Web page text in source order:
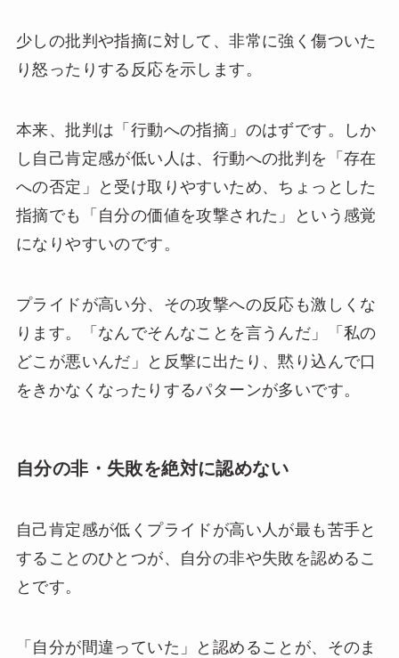
少しの批判や指摘に対して、非常に強く傷ついた
り怒ったりする反応を示します。
本来、批判は「行動への指摘」のはずです。しか
し自己肯定感が低い人は、行動への批判を「存在
への否定」と受け取りやすいため、ちょっとした
指摘でも「自分の価値を攻撃された」という感覚
になりやすいのです。
プライドが高い分、その攻撃への反応も激しくな
ります。「なんでそんなことを言うんだ」「私の
どこが悪いんだ」と反撃に出たり、黙り込んで口
をきかなくなったりするパターンが多いです。
自分の非・失敗を絶対に認めない
自己肯定感が低くプライドが高い人が最も苦手と
することのひとつが、自分の非や失敗を認めるこ
とです。
「自分が間違っていた」と認めることが、そのま